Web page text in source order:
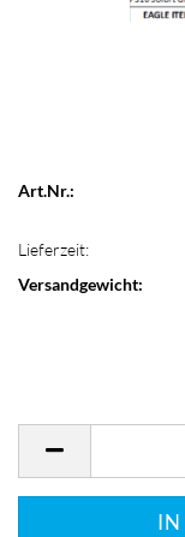
Art.Nr.:
Lieferzeit:
Versandgewicht: